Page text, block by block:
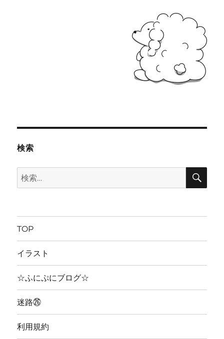
検索
検
索:
検
TOP
イラスト
☆ふにぷにブログ☆
迷路㉖
利用規約